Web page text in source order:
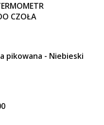
CZOŁA
pikowana - Niebieski